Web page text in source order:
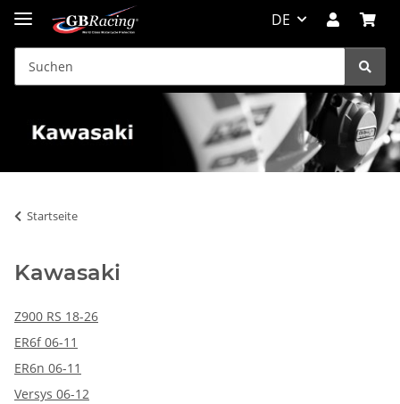
DE
Startseite
Kawasaki
Z900 RS 18-26
ER6f 06-11
ER6n 06-11
Versys 06-12